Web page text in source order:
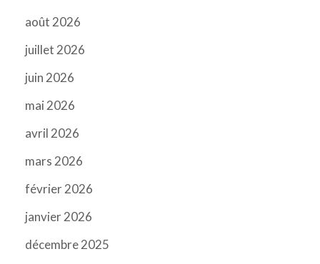
août 2026
juillet 2026
juin 2026
mai 2026
avril 2026
mars 2026
février 2026
janvier 2026
décembre 2025